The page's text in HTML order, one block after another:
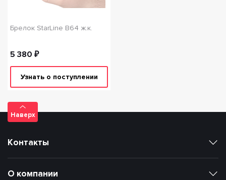
Брелок StarLine B64 ж.к.
5 380 ₽
Узнать о поступлении
Наверх
О компании
Контакты